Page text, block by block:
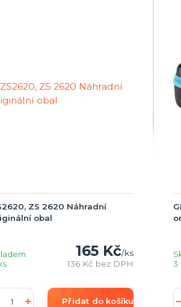
ZS 2620 Náhradní
obal
165 Kč/ks
136 Kč bez DPH
Přidat do košíku (add to
3